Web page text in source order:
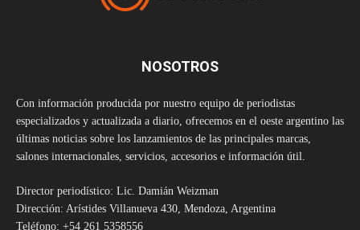
NOSOTROS
Con información producida por nuestro equipo de periodistas
especializados y actualizada a diario, ofrecemos en el oeste argentino las
últimas noticias sobre los lanzamientos de las principales marcas,
salones internacionales, servicios, accesorios e información útil.
Director periodístico: Lic. Damián Weizman
Dirección: Arístides Villanueva 430, Mendoza, Argentina
Teléfono: +54 261 5358556